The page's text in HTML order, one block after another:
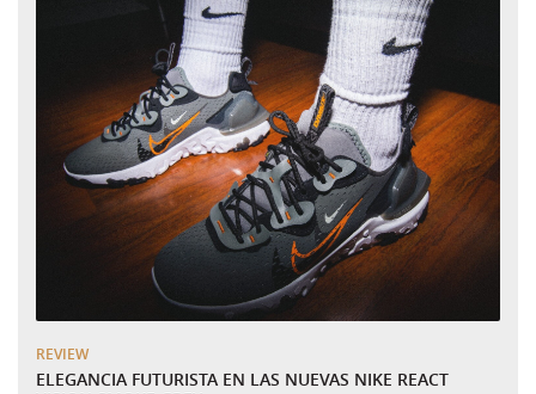
REVIEW
ELEGANCIA FUTURISTA EN LAS NUEVAS NIKE REACT